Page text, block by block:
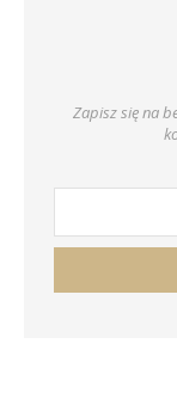
Zapisz się na